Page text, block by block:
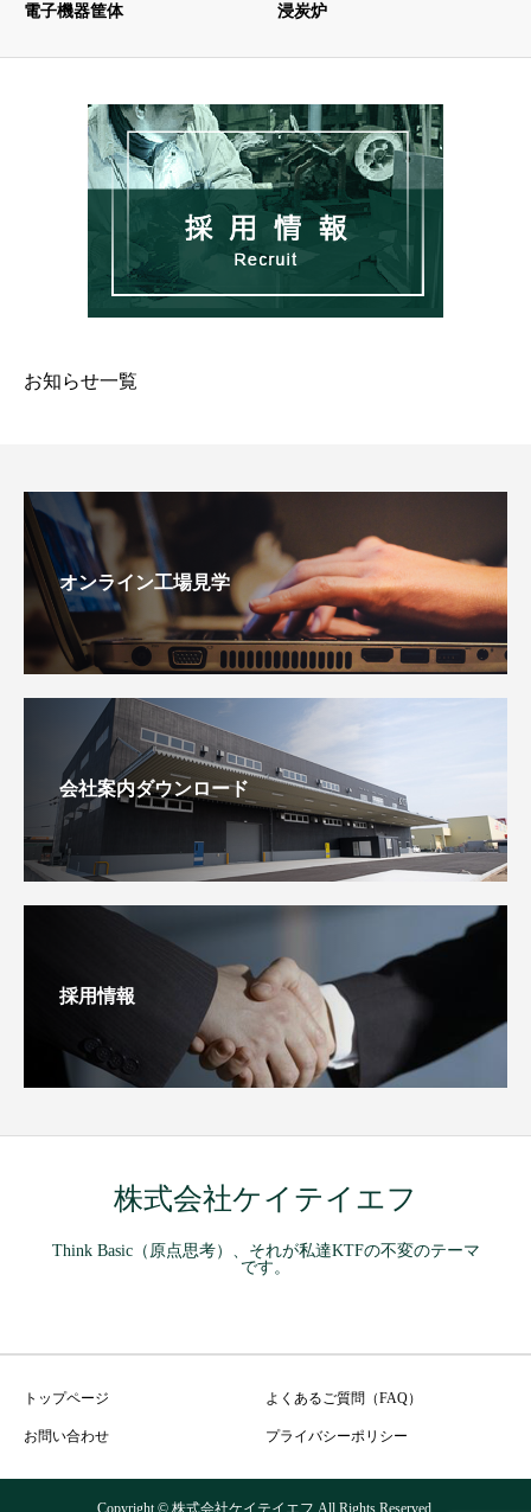
電子機器筐体 浸炭炉
お知らせ一覧
オンライン工場見学
会社案内ダウンロード
採用情報
株式会社ケイテイエフ
Think Basic（原点思考）、それが私達KTFの不変のテーマ
です。
トップページ よくあるご質問（FAQ）
お問い合わせ プライバシーポリシー
Copyright © 株式会社ケイテイエフ All Rights Reserved.